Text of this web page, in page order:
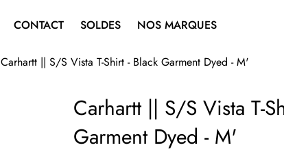
CONTACT SOLDES NOS MARQUES
Carhartt || S/S Vista T-Shirt - Black Garment Dyed - M'
Carhartt || S/S Vista T-
Garment Dyed - M'